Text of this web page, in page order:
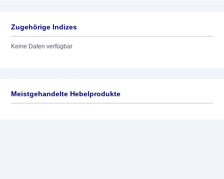
Zugehörige Indizes
Keine Daten verfügbar
Meistgehandelte Hebelprodukte